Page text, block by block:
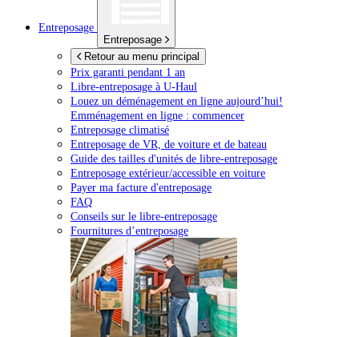
Entreposage
Entreposage
Retour au menu principal
Prix garanti pendant 1 an
Libre-entreposage à U-Haul
Louez un déménagement en ligne aujourd’hui!
Emménagement en ligne : commencer
Entreposage climatisé
Entreposage de VR, de voiture et de bateau
Guide des tailles d'unités de libre-entreposage
Entreposage extérieur/accessible en voiture
Payer ma facture d'entreposage
FAQ
Conseils sur le libre-entreposage
Fournitures d’entreposage